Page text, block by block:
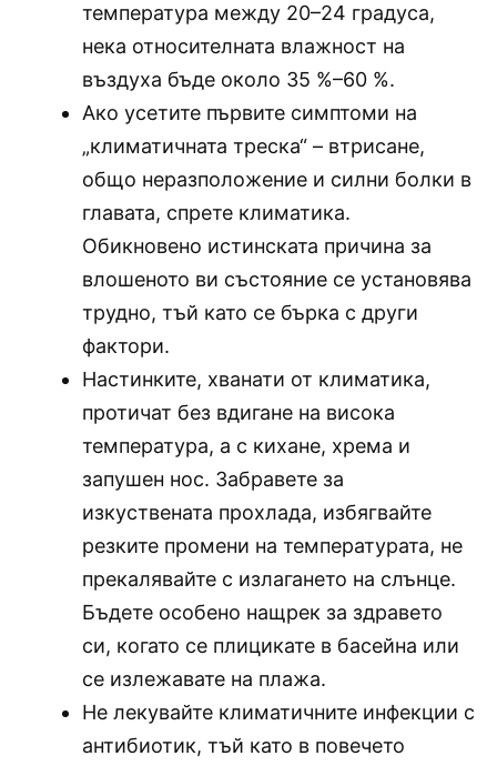
температура между 20–24 градуса,
нека относителната влажност на
въздуха бъде около 35 %–60 %.
Ако усетите първите симптоми на
„климатичната треска“ – втрисане,
общо неразположение и силни болки в
главата, спрете климатика.
Обикновено истинската причина за
влошеното ви състояние се установява
трудно, тъй като се бърка с други
фактори.
Настинките, хванати от климатика,
протичат без вдигане на висока
температура, а с кихане, хрема и
запушен нос. Забравете за
изкуствената прохлада, избягвайте
резките промени на температурата, не
прекалявайте с излагането на слънце.
Бъдете особено нащрек за здравето
си, когато се плицикате в басейна или
се излежавате на плажа.
Не лекувайте климатичните инфекции с
антибиотик, тъй като в повечето